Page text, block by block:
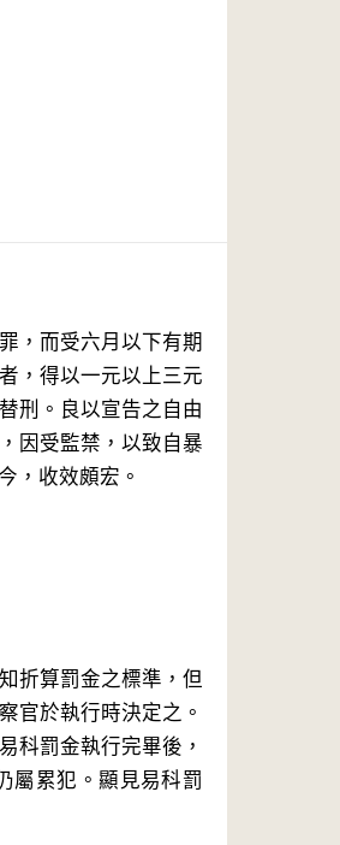
，而受六月以下有期
，得以一元以上三元
刑。良以宣告之自由
因受監禁，以致自暴
，收效頗宏。
折算罰金之標準，但
官於執行時決定之。
科罰金執行完畢後，
屬累犯。顯見易科罰